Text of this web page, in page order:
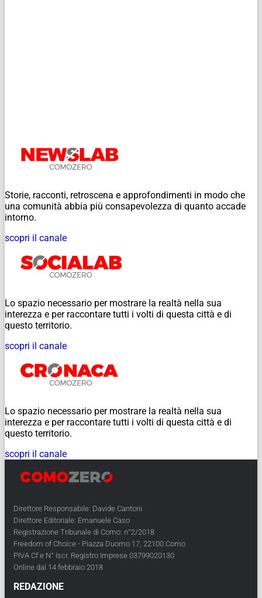
Storie, racconti, retroscena e approfondimenti in modo che
una comunità abbia più consapevolezza di quanto accade
intorno.
scopri il canale
Lo spazio necessario per mostrare la realtà nella sua
interezza e per raccontare tutti i volti di questa città e di
questo territorio.
scopri il canale
Lo spazio necessario per mostrare la realtà nella sua
interezza e per raccontare tutti i volti di questa città e di
questo territorio.
scopri il canale
Direttore Responsabile: Davide Cantoni
Direttore Editoriale: Emanuele Caso
Registrazione Tribunale di Como: n°2/2018
Freedom of Choice - Piazza Duomo 17, 22100 Como
PIVA Cf e N° Iscr. Registro Imprese 03799020130
Online dal 14 febbraio 2018
REDAZIONE